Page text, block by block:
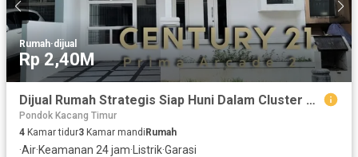
Rumah·dijual
Rp 2,40M
Dijual Rumah Strategis Siap Huni Dalam Cluster Dekat Bxc Mall di Emerald Bintaro Tangsel Gb-11909
Pondok Kacang Timur
4 Kamar tidur3 Kamar mandiRumah
·Air·Keamanan 24 jam· Listrik·Garasi